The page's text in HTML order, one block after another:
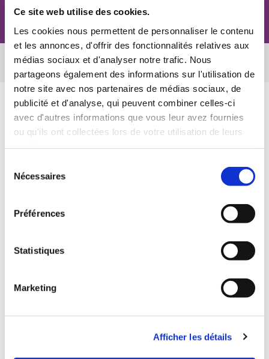
Ce site web utilise des cookies.
Les cookies nous permettent de personnaliser le contenu
et les annonces, d'offrir des fonctionnalités relatives aux
médias sociaux et d'analyser notre trafic. Nous
partageons également des informations sur l'utilisation de
notre site avec nos partenaires de médias sociaux, de
publicité et d'analyse, qui peuvent combiner celles-ci
avec d'autres informations que vous leur avez fournies
ou qu'ils ont collectées lors de votre utilisation de leurs
Nécessaires
Préférences
Statistiques
Marketing
Afficher les détails
Contact
Cliquez sur l'image pour ouvrir.